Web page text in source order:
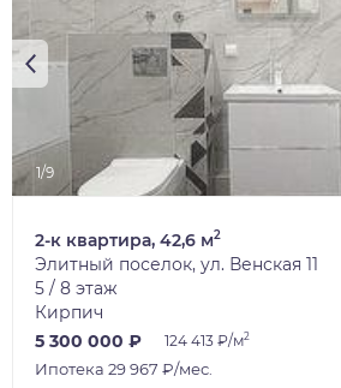
1/9
2-к квартира, 42,6 м2
Элитный поселок, ул. Венская 11
5 / 8 этаж
Кирпич
5 300 000 ₽
124 413 ₽/м2
Ипотека 29 967 ₽/мес.